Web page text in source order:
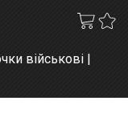
військові